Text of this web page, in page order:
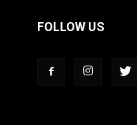
FOLLOW US